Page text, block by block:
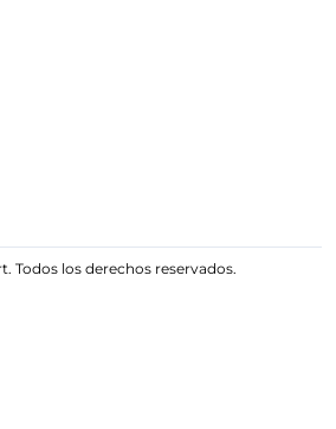
Todos los derechos reservados.